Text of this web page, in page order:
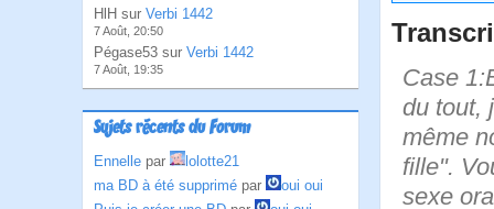
HlH sur Verbi 1442
7 Août, 20:50
Pégase53 sur Verbi 1442
7 Août, 19:35
Sujets récents du Forum
Ennelle par
lolotte21
ma BD à été supprimé par
oui oui
Case
du tout,
même
fille".
sexe